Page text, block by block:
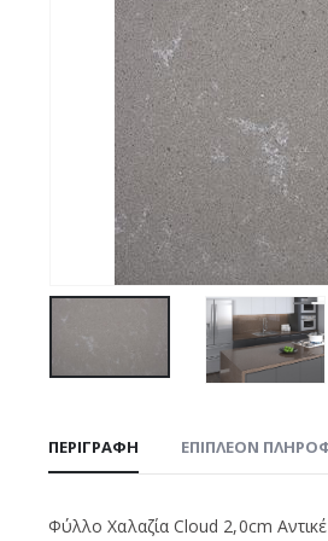
ΠΕΡΙΓΡΑΦΉ ΕΠΙΠΛΈΟΝ
Φύλλο Χαλαζία Cloud 2,0cm Αντικέ